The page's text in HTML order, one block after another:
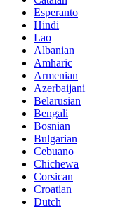
Esperanto
Hindi
Lao
Albanian
Amharic
Armenian
Azerbaijani
Belarusian
Bengali
Bosnian
Bulgarian
Cebuano
Chichewa
Corsican
Croatian
Dutch